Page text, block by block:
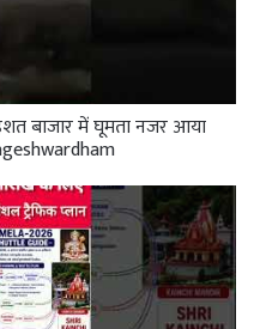
बाजार में घूमता नजर आया